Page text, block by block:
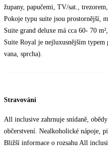
župany, papučemi, TV/sat.,
Pokoje typu suite jsou prostornější,
Suite grand deluxe má cca 60- 70
Suite Royal je nejluxusnějším
vana, sprcha).
Stravování
All inclusive zahrnuje snídaně,
občerstvení. Nealkoholické nápoje,
Bližší informace o rozsahu All